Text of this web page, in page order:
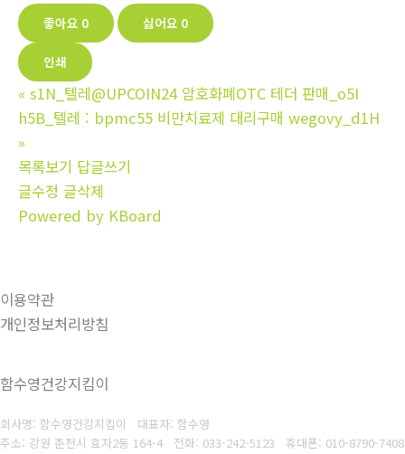
좋아요 0 싫어요 0
인쇄
« s1N_텔레@UPCOIN24 암호화폐OTC 테더 판매_o5I
h5B_텔레 : bpmc55 비만치료제 대리구매 wegovy_d1H
»
목록보기 답글쓰기
글수정 글삭제
Powered by KBoard
이용약관
개인정보처리방침
함수영건강지킴이
회사명: 함수영건강지킴이 대표자: 함수영
주소: 강원 춘천시 효자2동 164-4 전화: 033-242-5123 휴대폰: 010-8790-7408